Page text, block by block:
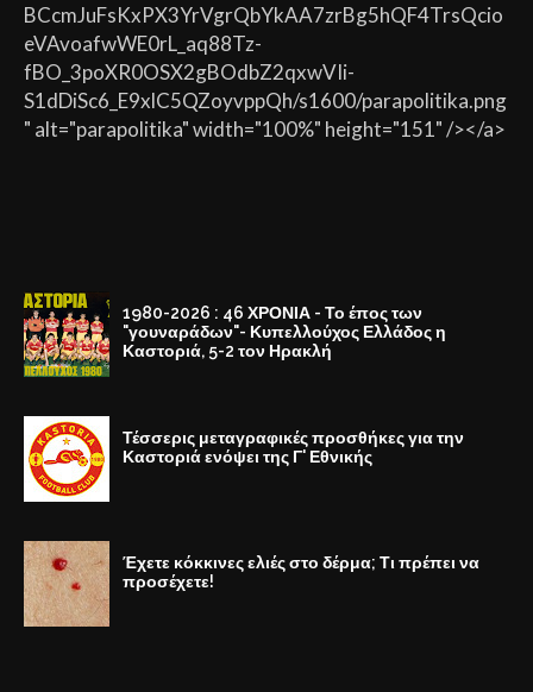
BCcmJuFsKxPX3YrVgrQbYkAA7zrBg5hQF4TrsQcio
eVAvoafwWE0rL_aq88Tz-
fBO_3poXR0OSX2gBOdbZ2qxwVIi-
S1dDiSc6_E9xlC5QZoyvppQh/s1600/parapolitika.png
" alt="parapolitika" width="100%" height="151" /></a>
1980-2026 : 46 ΧΡΟΝΙΑ - Το έπος των
"γουναράδων"- Κυπελλούχος Ελλάδος η
Καστοριά, 5-2 τον Ηρακλή
Τέσσερις μεταγραφικές προσθήκες για την
Καστοριά ενόψει της Γ' Εθνικής
Έχετε κόκκινες ελιές στο δέρμα; Τι πρέπει να
προσέχετε!